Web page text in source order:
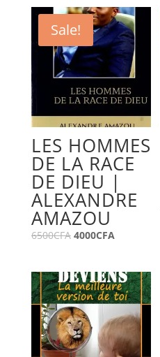
Sale!
LES HOMMES
DE LA RACE
DE DIEU |
ALEXANDRE
AMAZOU
6500CFA 4000CFA